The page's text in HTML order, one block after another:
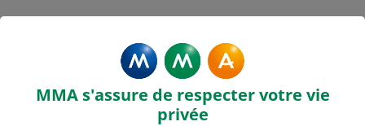
PONT DU LAS
Accueil
Assurance Provence-Alpes-Côte d'Azur
MMA s'assure de respecter votre vie
privée